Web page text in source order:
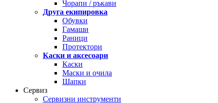
Чорапи / ръкави
Друга екипировка
Обувки
Гамаши
Раници
Протектори
Каски и аксесоари
Каски
Маски и очила
Шапки
Сервиз
Сервизни инструменти